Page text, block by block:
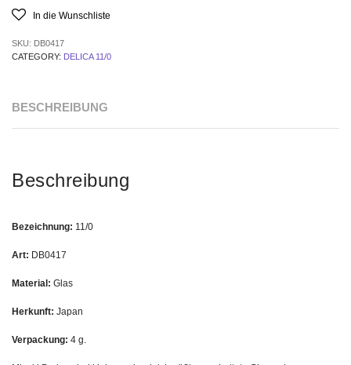
In die Wunschliste
SKU: DB0417
CATEGORY: DELICA 11/0
BESCHREIBUNG
Beschreibung
Bezeichnung: 11/0
Art: DB0417
Material: Glas
Herkunft: Japan
Verpackung: 4 g.